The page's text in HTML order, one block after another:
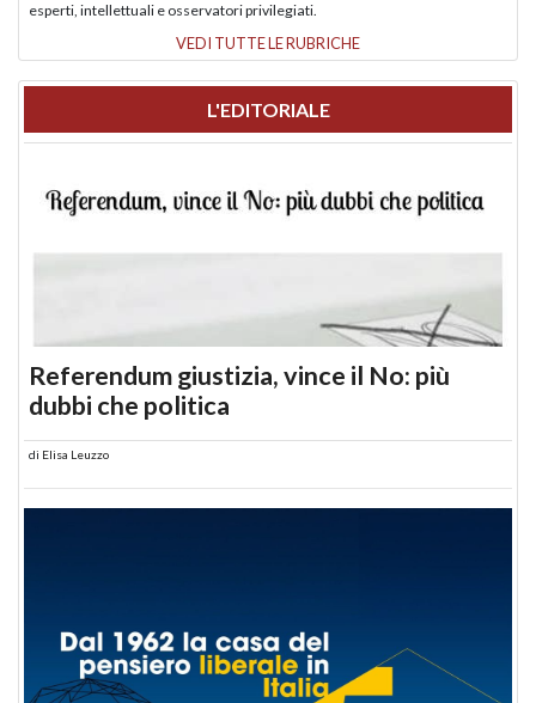
esperti, intellettuali e osservatori privilegiati.
VEDI TUTTE LE RUBRICHE
L'EDITORIALE
Referendum giustizia, vince il No: più
dubbi che politica
di Elisa Leuzzo